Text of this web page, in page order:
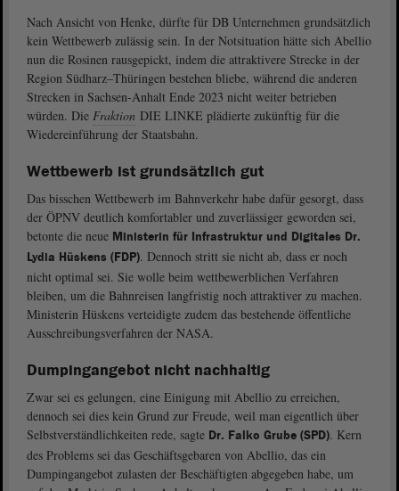
Nach Ansicht von Henke, dürfte für DB Unternehmen grundsätzlich
kein Wettbewerb zulässig sein. In der Notsituation hätte sich Abellio
nun die Rosinen rausgepickt, indem die attraktivere Strecke in der
Region Südharz–Thüringen bestehen bliebe, während die anderen
Strecken in Sachsen-Anhalt Ende 2023 nicht weiter betrieben
würden. Die Fraktion DIE LINKE plädierte zukünftig für die
Wiedereinführung der Staatsbahn.
Wettbewerb ist grundsätzlich gut
Das bisschen Wettbewerb im Bahnverkehr habe dafür gesorgt, dass
der ÖPNV deutlich komfortabler und zuverlässiger geworden sei,
betonte die neue Ministerin für Infrastruktur und Digitales Dr.
Lydia Hüskens (FDP). Dennoch stritt sie nicht ab, dass er noch
nicht optimal sei. Sie wolle beim wettbewerblichen Verfahren
bleiben, um die Bahnreisen langfristig noch attraktiver zu machen.
Ministerin Hüskens verteidigte zudem das bestehende öffentliche
Ausschreibungsverfahren der NASA.
Dumpingangebot nicht nachhaltig
Zwar sei es gelungen, eine Einigung mit Abellio zu erreichen,
dennoch sei dies kein Grund zur Freude, weil man eigentlich über
Selbstverständlichkeiten rede, sagte Dr. Falko Grube (SPD). Kern
des Problems sei das Geschäftsgebaren von Abellio, das ein
Dumpingangebot zulasten der Beschäftigten abgegeben habe, um